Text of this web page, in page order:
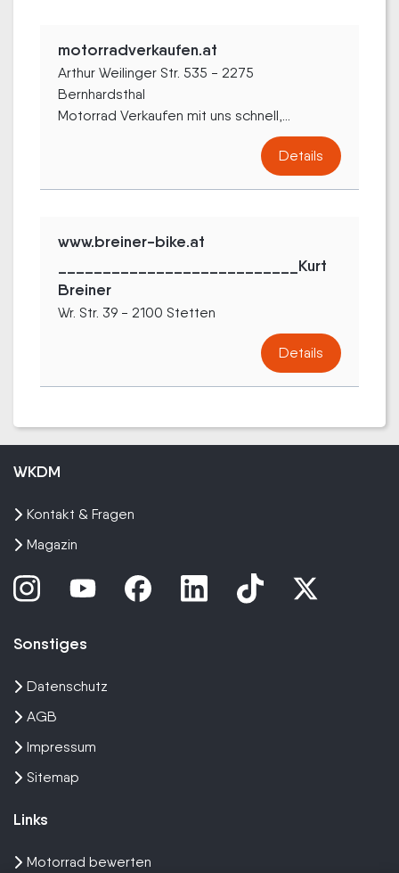
motorradverkaufen.at
Arthur Weilinger Str. 535 - 2275
Bernhardsthal
Motorrad Verkaufen mit uns schnell,...
Details
www.breiner-bike.at
___________________________Kurt
Breiner
Wr. Str. 39 - 2100 Stetten
Details
WKDM
Kontakt & Fragen
Magazin
Sonstiges
Datenschutz
AGB
Impressum
Sitemap
Links
Motorrad bewerten